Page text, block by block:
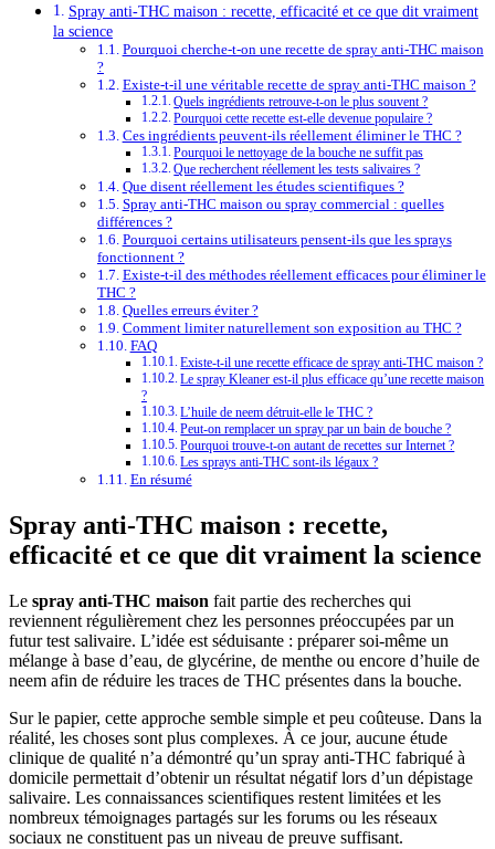
Spray anti-THC maison : recette, efficacité et ce que dit vraiment
la science
Pourquoi cherche-t-on une recette de spray anti-THC maison
?
Existe-t-il une véritable recette de spray anti-THC maison ?
Quels ingrédients retrouve-t-on le plus souvent ?
Pourquoi cette recette est-elle devenue populaire ?
Ces ingrédients peuvent-ils réellement éliminer le THC ?
Pourquoi le nettoyage de la bouche ne suffit pas
Que recherchent réellement les tests salivaires ?
Que disent réellement les études scientifiques ?
Spray anti-THC maison ou spray commercial : quelles
différences ?
Pourquoi certains utilisateurs pensent-ils que les sprays
fonctionnent ?
Existe-t-il des méthodes réellement efficaces pour éliminer le
THC ?
Quelles erreurs éviter ?
Comment limiter naturellement son exposition au THC ?
FAQ
Existe-t-il une recette efficace de spray anti-THC maison ?
Le spray Kleaner est-il plus efficace qu’une recette maison
?
L’huile de neem détruit-elle le THC ?
Peut-on remplacer un spray par un bain de bouche ?
Pourquoi trouve-t-on autant de recettes sur Internet ?
Les sprays anti-THC sont-ils légaux ?
En résumé
Spray anti-THC maison : recette,
efficacité et ce que dit vraiment la science
Le spray anti-THC maison fait partie des recherches qui
reviennent régulièrement chez les personnes préoccupées par un
futur test salivaire. L’idée est séduisante : préparer soi-même un
mélange à base d’eau, de glycérine, de menthe ou encore d’huile de
neem afin de réduire les traces de THC présentes dans la bouche.
Sur le papier, cette approche semble simple et peu coûteuse. Dans la
réalité, les choses sont plus complexes. À ce jour, aucune étude
clinique de qualité n’a démontré qu’un spray anti-THC fabriqué à
domicile permettait d’obtenir un résultat négatif lors d’un dépistage
salivaire. Les connaissances scientifiques restent limitées et les
nombreux témoignages partagés sur les forums ou les réseaux
sociaux ne constituent pas un niveau de preuve suffisant.